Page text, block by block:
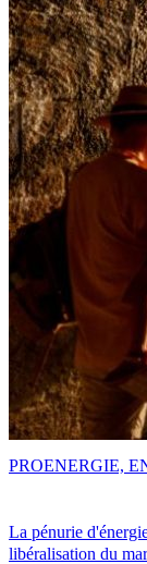
La pénurie
libéralisation du
PROENERGIE,